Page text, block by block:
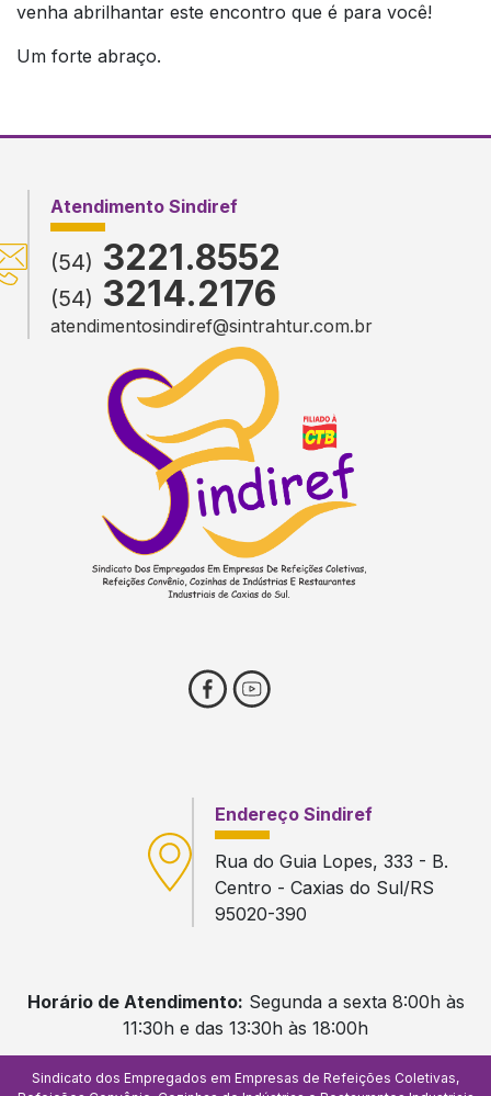
venha abrilhantar este encontro que é para você!
Um forte abraço.
Atendimento Sindiref
(54) 3221.8552
(54) 3214.2176
atendimentosindiref@sintrahtur.com.br
Endereço Sindiref
Rua do Guia Lopes, 333 - B.
Centro - Caxias do Sul/RS
95020-390
Horário de Atendimento: Segunda a sexta 8:00h às
11:30h e das 13:30h às 18:00h
Sindicato dos Empregados em Empresas de Refeições Coletivas,